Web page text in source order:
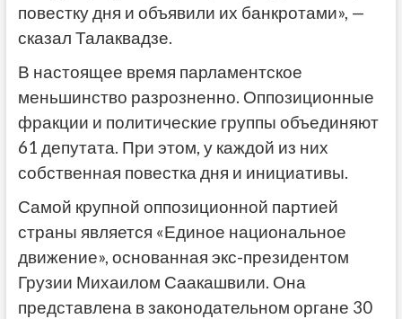
повестку дня и объявили их банкротами», —
сказал Талаквадзе.
В настоящее время парламентское
меньшинство разрозненно. Оппозиционные
фракции и политические группы объединяют
61 депутата. При этом, у каждой из них
собственная повестка дня и инициативы.
Самой крупной оппозиционной партией
страны является «Единое национальное
движение», основанная экс-президентом
Грузии Михаилом Саакашвили. Она
представлена в законодательном органе 30